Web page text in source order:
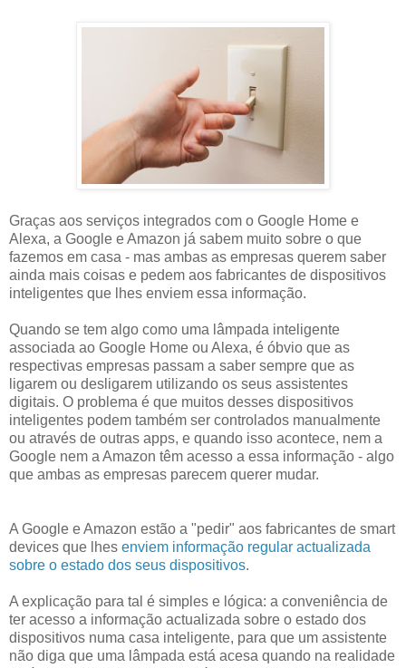
Graças aos serviços integrados com o Google Home e
Alexa, a Google e Amazon já sabem muito sobre o que
fazemos em casa - mas ambas as empresas querem saber
ainda mais coisas e pedem aos fabricantes de dispositivos
inteligentes que lhes enviem essa informação.
Quando se tem algo como uma lâmpada inteligente
associada ao Google Home ou Alexa, é óbvio que as
respectivas empresas passam a saber sempre que as
ligarem ou desligarem utilizando os seus assistentes
digitais. O problema é que muitos desses dispositivos
inteligentes podem também ser controlados manualmente
ou através de outras apps, e quando isso acontece, nem a
Google nem a Amazon têm acesso a essa informação - algo
que ambas as empresas parecem querer mudar.
A Google e Amazon estão a "pedir" aos fabricantes de smart
devices que lhes enviem informação regular actualizada
sobre o estado dos seus dispositivos.
A explicação para tal é simples e lógica: a conveniência de
ter acesso a informação actualizada sobre o estado dos
dispositivos numa casa inteligente, para que um assistente
não diga que uma lâmpada está acesa quando na realidade